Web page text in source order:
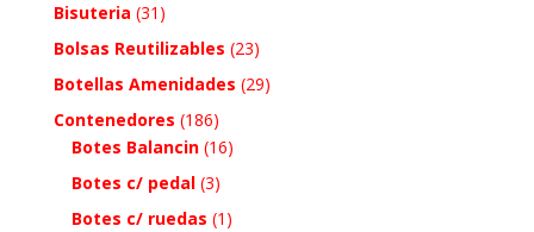
Bisuteria (31)
Bolsas Reutilizables (23)
Botellas Amenidades (29)
Contenedores (186)
Botes Balancin (16)
Botes c/ pedal (3)
Botes c/ ruedas (1)